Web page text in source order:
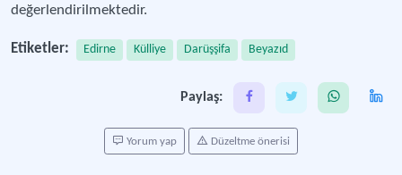
değerlendirilmektedir.
Etiketler: Edirne Külliye Darüşşifa Beyazıd
Paylaş:
Yorum yap Düzeltme önerisi